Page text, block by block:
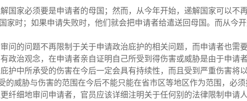
国家必须要是申请者的母国；然而，从今年开始，递解国家可以不
家时；如果申请失败时，他们就会把申请者给遣送回母国。而从今
问的问题不再限制于关于申请政治庇护的相关问题，而申请者也需
政治观念，在申请者亲自证明自己所受到得伤害或威胁是由于申请
护中所承受的伤害在今后一定会具有持续性，而且受到严重伤害将
的威胁与伤害的范围在今后不能只能在省市区等地区作为范围，必须
纤细地审问申请者，官员应该详细注明关于任何别的法律限制申请人